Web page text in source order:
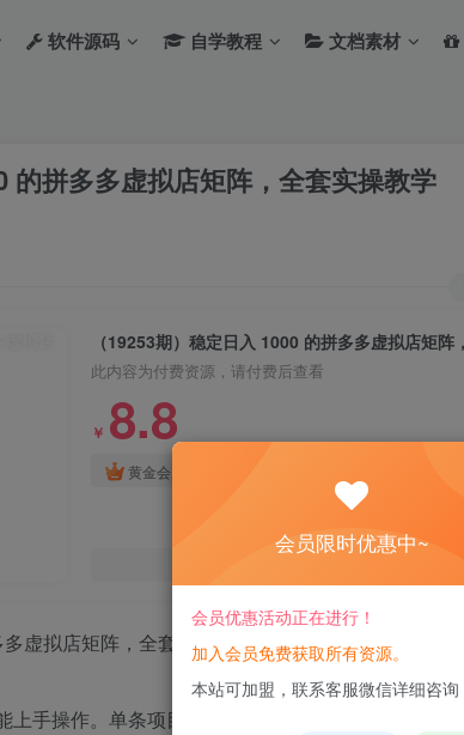
软件源码 自学教程 文档素材
的拼多多虚拟店矩阵，全套实操教学
（19253期）稳定日入 1000 的拼多多虚拟店矩阵
此内容为付费资源，请付费后查看
￥ 8.8
黄金会员
您当前未登录！建议登陆后
上手操作。单条项目收益上限不算很高，但普通人靠
会员限时优惠中~
会员优惠活动正在进行！
加入会员免费获取所有资源。
本站可加盟，联系客服微信详细咨询